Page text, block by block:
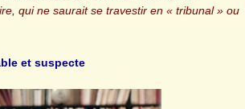
qui ne saurait se travestir en « tribunal » ou
et suspecte